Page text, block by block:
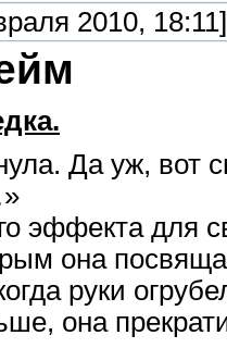
2010, 18:11]
Да уж, вот
эффекта для
она
руки
она